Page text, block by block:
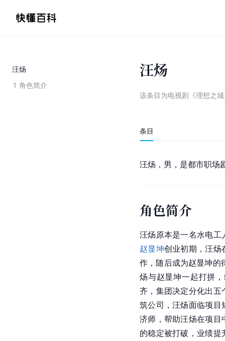
汪炀
1 角色简介
汪炀
该条目为电视剧《理想之
条目
汪炀，男，是都市职场
角色简介
汪炀原本是一名水电工
赵显坤创业初期，汪炀
作，随后成为赵显坤的
炀与赵显坤一起打拼
齐，集团决定分化出五
筑公司，汪炀面临项目
济师，帮助汪炀在项目
的稳定被打破，业绩